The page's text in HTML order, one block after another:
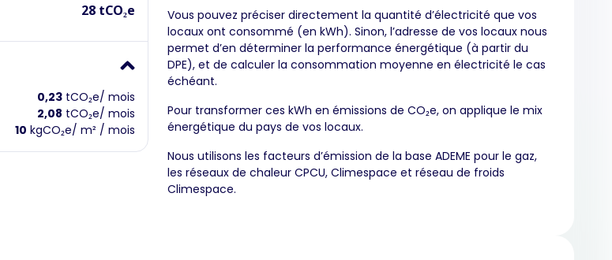
28 tCO₂e
0,23 tCO₂e/ mois
2,08 tCO₂e/ mois
10 kgCO₂e/ m² / mois
Vous pouvez préciser directement la quantité d’électricité que vos
locaux ont consommé (en kWh). Sinon, l’adresse de vos locaux nous
permet d’en déterminer la performance énergétique (à partir du
DPE), et de calculer la consommation moyenne en électricité le cas
échéant.
Pour transformer ces kWh en émissions de CO₂e, on applique le mix
énergétique du pays de vos locaux.
Nous utilisons les facteurs d’émission de la base ADEME pour le gaz,
les réseaux de chaleur CPCU, Climespace et réseau de froids
Climespace.